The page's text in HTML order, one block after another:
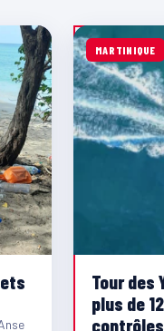
MARTINIQUE
Tour des
plus de